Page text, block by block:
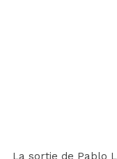
La sortie de Pablo